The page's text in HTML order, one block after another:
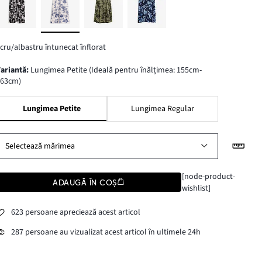
albastru întunecat înflorat
variantă: Lungimea Petite (Ideală pentru înălțimea: 155cm-
Lungimea Petite Lungimea Regular
Selectează mărimea
ADAUGĂ ÎN COȘ
[node-product-
wishlist]
623 persoane apreciează acest articol
287 persoane au vizualizat acest articol în ultimele 24h